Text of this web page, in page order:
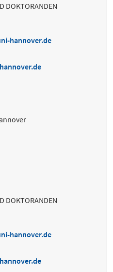
DOKTORANDEN
hannover.de
DOKTORANDEN
hannover.de